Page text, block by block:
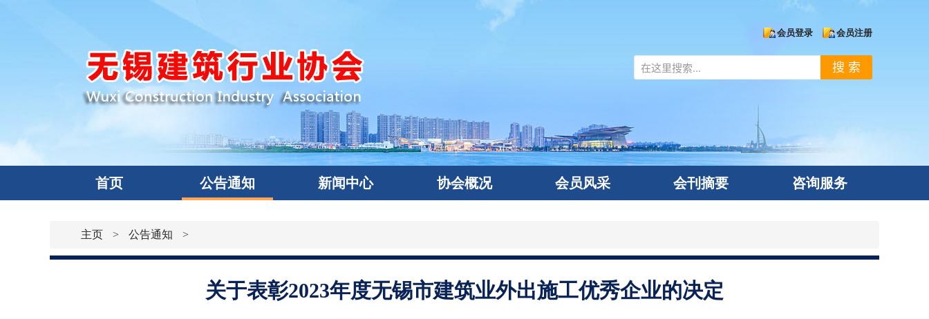
会员登录 会员注册
搜 索
首页 公告通知 新闻中心 协会概况 会员风采 会刊摘要 咨询服务
主页 > 公告通知 >
关于表彰2023年度无锡市建筑业外出施工优秀企业的决定